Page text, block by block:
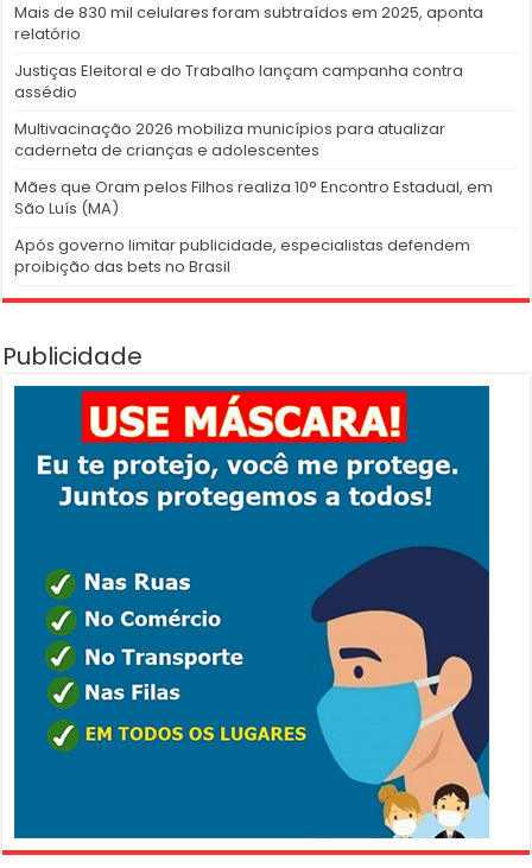
Mais de 830 mil celulares foram subtraídos em 2025, aponta
relatório
Justiças Eleitoral e do Trabalho lançam campanha contra
assédio
Multivacinação 2026 mobiliza municípios para atualizar
caderneta de crianças e adolescentes
Mães que Oram pelos Filhos realiza 10° Encontro Estadual, em
São Luís (MA)
Após governo limitar publicidade, especialistas defendem
proibição das bets no Brasil
Publicidade